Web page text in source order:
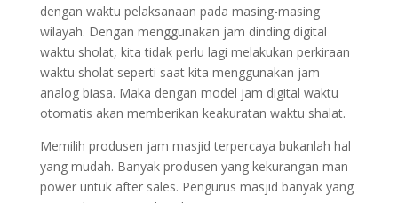
dengan waktu pelaksanaan pada masing-masing
wilayah. Dengan menggunakan jam dinding digital
waktu sholat, kita tidak perlu lagi melakukan perkiraan
waktu sholat seperti saat kita menggunakan jam
analog biasa. Maka dengan model jam digital waktu
otomatis akan memberikan keakuratan waktu shalat.
Memilih produsen jam masjid terpercaya bukanlah hal
yang mudah. Banyak produsen yang kekurangan man
power untuk after sales. Pengurus masjid banyak yang